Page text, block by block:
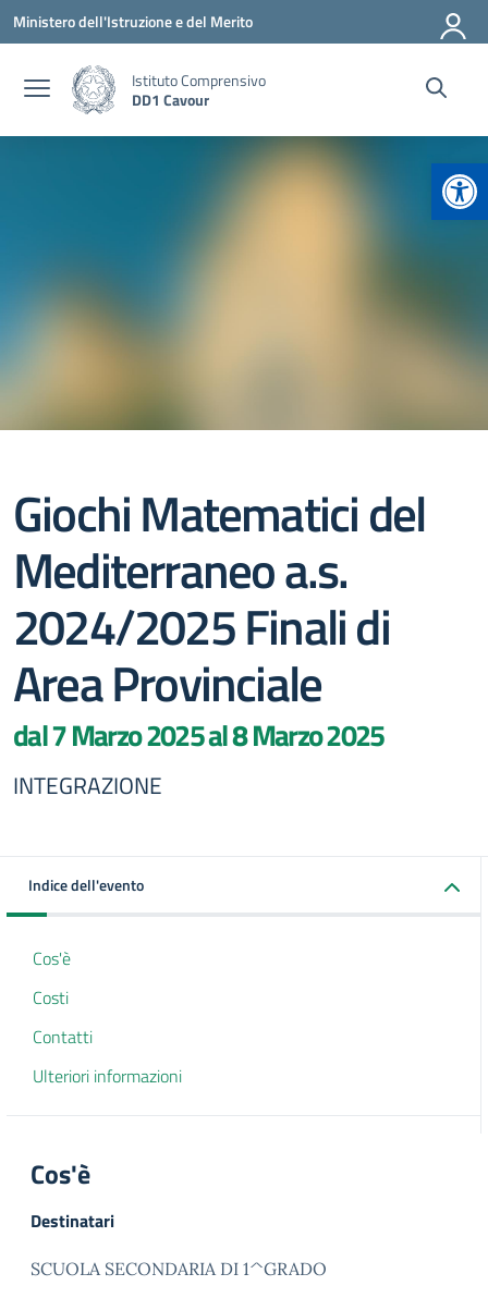
Vai ai contenuti
Vai al menu di navigazione
Vai al footer
Ministero dell'Istruzione e del Merito
Istituto Comprensivo
DD1 Cavour
Giochi Matematici del
Mediterraneo a.s.
2024/2025 Finali di
Area Provinciale
dal 7 Marzo 2025 al 8 Marzo 2025
INTEGRAZIONE
Indice dell'evento
Cos'è
Costi
Contatti
Ulteriori informazioni
Cos'è
Destinatari
SCUOLA SECONDARIA DI 1^GRADO